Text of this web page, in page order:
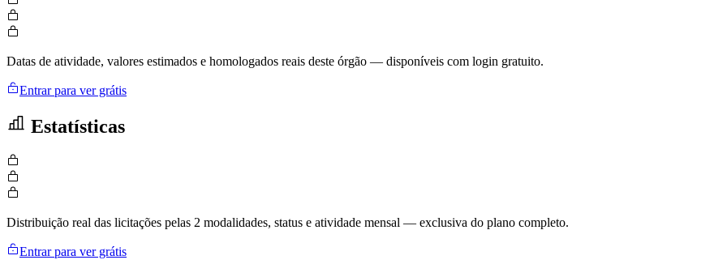
Datas de atividade, valores estimados e homologados reais deste órgão — disponíveis com login gratuito.
Entrar para ver grátis
Estatísticas
Distribuição real das licitações pelas 2 modalidades, status e atividade mensal — exclusiva do plano completo.
Entrar para ver grátis